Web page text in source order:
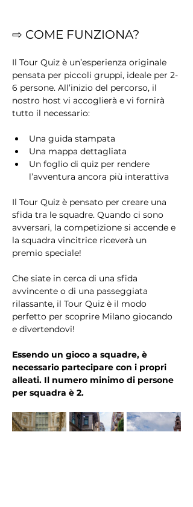
⇨ COME FUNZIONA?
Il Tour Quiz è un’esperienza originale
pensata per piccoli gruppi, ideale per 2-
6 persone. All’inizio del percorso, il
nostro host vi accoglierà e vi fornirà
tutto il necessario:
Una guida stampata
Una mappa dettagliata
Un foglio di quiz per rendere
l’avventura ancora più interattiva
Il Tour Quiz è pensato per creare una
sfida tra le squadre. Quando ci sono
avversari, la competizione si accende e
la squadra vincitrice riceverà un
premio speciale!
Che siate in cerca di una sfida
avvincente o di una passeggiata
rilassante, il Tour Quiz è il modo
perfetto per scoprire Milano giocando
e divertendovi!
Essendo un gioco a squadre, è
necessario partecipare con i propri
alleati. Il numero minimo di persone
per squadra è 2.